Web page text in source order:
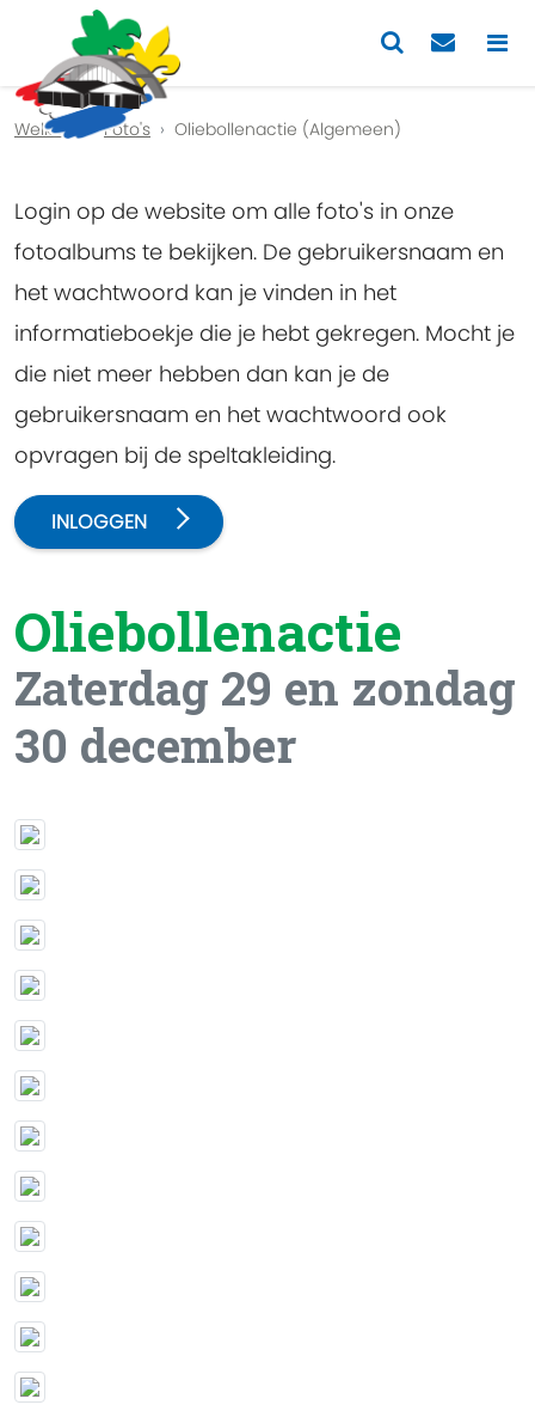
Previous
Welkom Foto's Oliebollenactie (Algemeen)
Login op de website om alle foto's in onze
fotoalbums te bekijken. De gebruikersnaam en
het wachtwoord kan je vinden in het
informatieboekje die je hebt gekregen. Mocht je
die niet meer hebben dan kan je de
gebruikersnaam en het wachtwoord ook
opvragen bij de speltakleiding.
INLOGGEN
Oliebollenactie
Zaterdag 29 en zondag
30 december